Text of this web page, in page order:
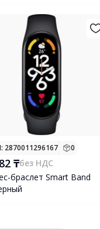
: 2870011296167 0
₸без НДС
браслет Smart Band